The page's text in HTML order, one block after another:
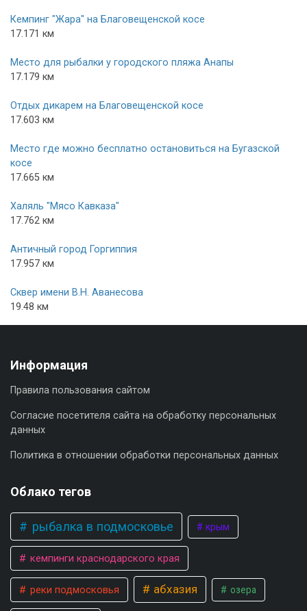
Кемпинг "Жара" на Благовещенской косе
17.171 км
Место для рыбалки у городского пляжа Анапы
17.179 км
Отдых дикарем на Благовещенской косе
17.603 км
Место где можно бесплатно остановиться на Бугазской
косе
17.665 км
Халяль "Мясо Кавказа"
17.762 км
Античный город Горгиппия
17.957 км
Сквер имени В.Н. Аванесова
19.48 км
Информация
Правила пользования сайтом
Согласие посетителя сайта на обработку персональных
данных
Политика в отношении обработки персональных данных
Облако тегов
рыбалка в подмосковье крым
кемпинги краснодарского края
реки подмосковья абхазия озера